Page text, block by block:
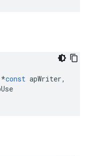
*const apWriter,